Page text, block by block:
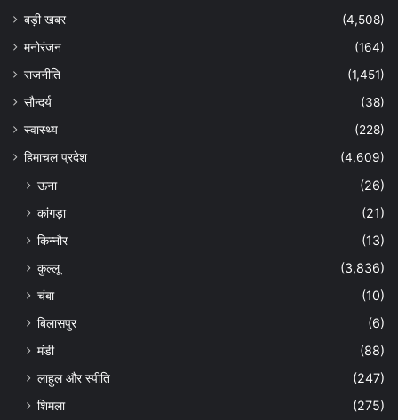
बड़ी खबर
(4,508)
मनोरंजन
(164)
राजनीति
(1,451)
सौन्दर्य
(38)
स्वास्थ्य
(228)
हिमाचल प्रदेश
(4,609)
ऊना
(26)
कांगड़ा
(21)
किन्नौर
(13)
कुल्लू
(3,836)
चंबा
(10)
बिलासपुर
(6)
मंडी
(88)
लाहुल और स्पीति
(247)
शिमला
(275)